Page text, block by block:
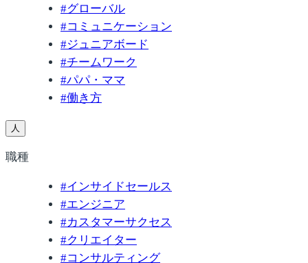
#グローバル
#コミュニケーション
#ジュニアボード
#チームワーク
#パパ・ママ
#働き方
人
職種
#インサイドセールス
#エンジニア
#カスタマーサクセス
#クリエイター
#コンサルティング